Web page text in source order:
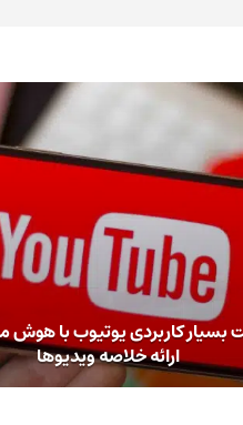
بسیار کاربردی یوتیوب با
ارائه خلاصه ویدیوها